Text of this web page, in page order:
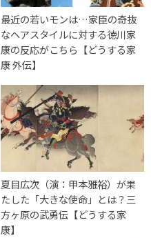
最近の若いモンは…家臣の奇抜
なヘアスタイルに対する徳川家
康の反応がこちら【どうする家
康 外伝】
夏目広次（演：甲本雅裕）が果
たした「大きな使命」とは？三
方ヶ原の武勇伝【どうする家
康】